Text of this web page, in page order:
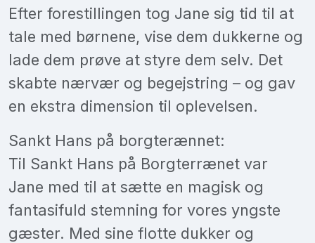
Efter forestillingen tog Jane sig tid til at
tale med børnene, vise dem dukkerne og
lade dem prøve at styre dem selv. Det
skabte nærvær og begejstring – og gav
en ekstra dimension til oplevelsen.
Sankt Hans på borgterænnet:
Til Sankt Hans på Borgterrænet var
Jane med til at sætte en magisk og
fantasifuld stemning for vores yngste
gæster. Med sine flotte dukker og